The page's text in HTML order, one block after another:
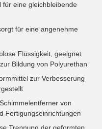
für eine gleichbleibende
für eine angenehme
Flüssigkeit, geeignet
Bildung von Polyurethan
zur Verbesserung
von
Fertigungseinrichtungen